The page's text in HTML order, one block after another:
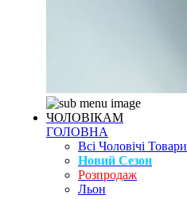
ЧОЛОВІКАМ
ГОЛОВНА
Всі Чоловічі Товари
Новий Сезон
Розпродаж
Льон